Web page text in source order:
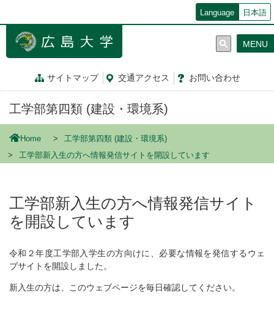
ン
Language 日本語
サイトマップ 交通アクセス お問い合わせ
MENU
工学部第四類 (建設・環境系)
Home
工学部第四類 (建設・環境系)
工学部新入生の方へ情報発信サイトを開設しています
工学部新入生の方へ情報発信サイト
を開設しています
令和２年度工学部入学生の方向けに、必要な情報を発信するウェ
ブサイトを開設しました。
新入生の方は、このウェブページを毎日確認してください。